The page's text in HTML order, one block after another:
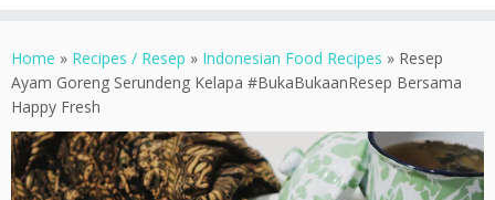
Home » Recipes / Resep » Indonesian Food Recipes » Resep
Ayam Goreng Serundeng Kelapa #BukaBukaanResep Bersama
Happy Fresh